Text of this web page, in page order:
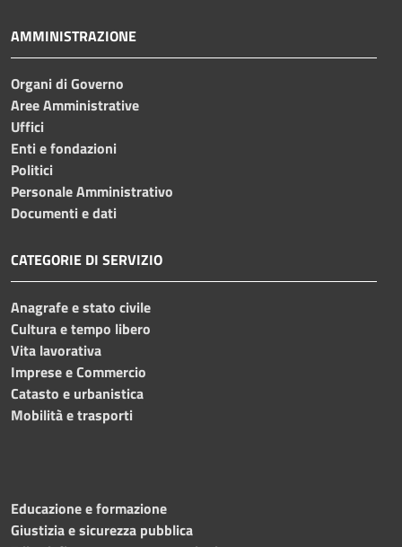
AMMINISTRAZIONE
Organi di Governo
Aree Amministrative
Uffici
Enti e fondazioni
Politici
Personale Amministrativo
Documenti e dati
CATEGORIE DI SERVIZIO
Anagrafe e stato civile
Cultura e tempo libero
Vita lavorativa
Imprese e Commercio
Catasto e urbanistica
Mobilità e trasporti
Educazione e formazione
Giustizia e sicurezza pubblica